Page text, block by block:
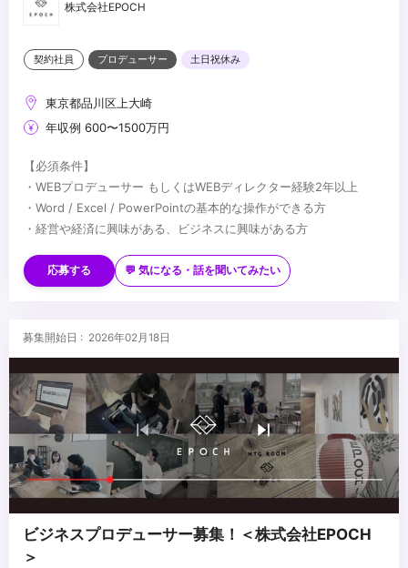
株式会社EPOCH
契約社員 プロデューサー 土日祝休み
東京都品川区上大崎
年収例 600〜1500万円
【必須条件】
・WEBプロデューサー もしくはWEBディレクター経験2年以上
・Word / Excel / PowerPointの基本的な操作ができる方
・経営や経済に興味がある、ビジネスに興味がある方
・lllustrator / Photoshop / Figma / Adobe XD / After Effects /
Premierなどの実務経験がある方
...
応募する 💬 気になる・話を聞いてみたい
募集開始日 : 2026年02月18日
ビジネスプロデューサー募集！＜株式会社EPOCH
＞